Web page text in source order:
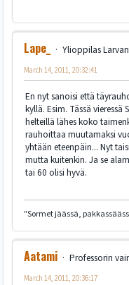
Lape_
Ylioppilas
March 14, 2011, 20:32:41
En nyt sanoisi että
kyllä. Esim. Tässä
helteillä lähes koko
rauhoittaa muutamaksi
yhtään eteenpäin... Nyt
mutta kuitenkin. Ja se
tai 60 olisi hyvä.
"Sormet jäässä,
Aatami Professorin
March 14, 2011, 20:36:17